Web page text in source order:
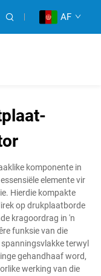
AF
komponente in
elemente vir
Hierdie kompakte
op drukplaatborde
kragoordrag in 'n
funksie van die
terwyl
gehandhaaf word,
werking van die